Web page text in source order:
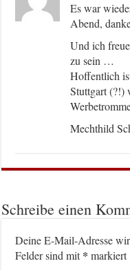
Es war
Abend,
Und ich
zu sein …
Hoffentlich
Stuttgart (?!)
Mechthild
Schreibe einen
Deine E-Mail-Adresse
Felder sind mit* markiert